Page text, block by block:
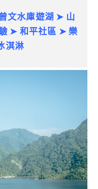
文水庫遊湖 ➤ 山
➤ 和平社區 ➤ 樂
淇淋